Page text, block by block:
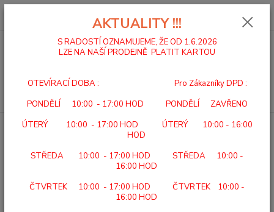
0,00 Kč
Úvod DOMÁCÍ A ÚSTAVNÍ PÉČE BEURER TS 20 Vyhřívací podkrývka
BEURER TS 20 Vyhřívací
AKTUALITY !!!
S RADOSTÍ OZNAMUJEME, ŽE OD 1.6.2026
LZE NA NAŠÍ PRODEJNĚ PLATIT KARTOU
OTEVÍRACÍ DOBA : Pro Zákazníky DPD :
PONDĚLÍ 10:00 - 17:00 HOD PONDĚLÍ ZAVŘENO
ÚTERÝ 10:00 - 17:00 HOD ÚTERÝ 10:00 - 16:00
HOD
STŘEDA 10:00 - 17:00 HOD STŘEDA 10:00 -
16:00 HOD
ČTVRTEK 10:00 - 17:00 HOD ČTVRTEK 10:00 -
16:00 HOD